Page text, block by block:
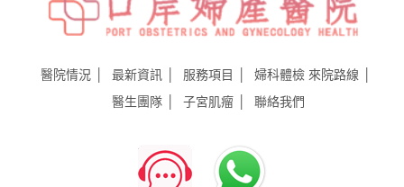
醫院情況 最新資訊 服務項目 婦科體檢 來院路線
醫生團隊
子宮肌瘤 聯絡我們